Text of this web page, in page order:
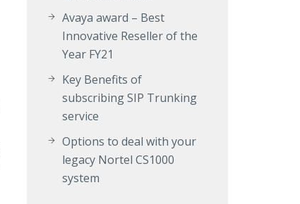
Avaya award – Best
Innovative Reseller of the
Year FY21
Key Benefits of
subscribing SIP Trunking
service
Options to deal with your
legacy Nortel CS1000
system